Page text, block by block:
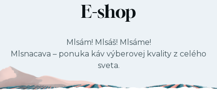
E-shop
Mlsám! Mlsáš! Mlsáme!
Mlsnacava – ponuka káv výberovej kvality z celého
sveta.